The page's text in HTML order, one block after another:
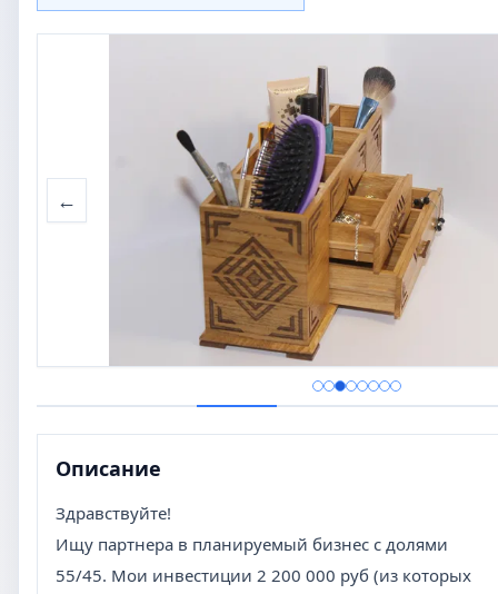
←
Описание
Здравствуйте!
Ищу партнера в планируемый бизнес с долями
55/45. Мои инвестиции 2 200 000 руб (из которых